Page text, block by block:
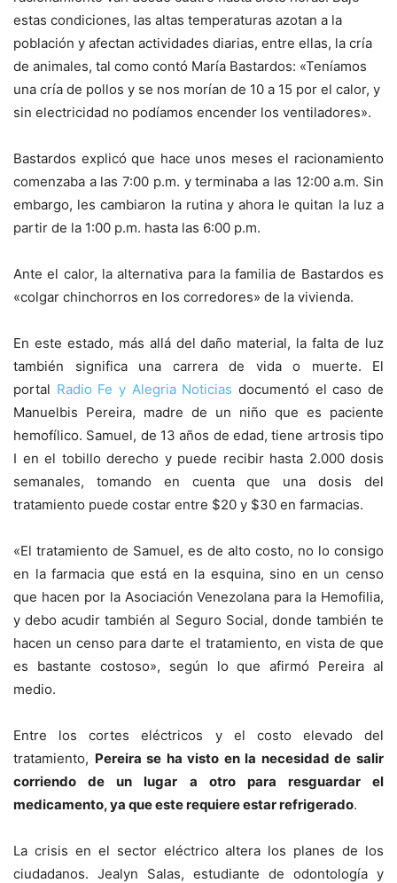
estas condiciones, las altas temperaturas azotan a la
población y afectan actividades diarias, entre ellas, la cría
de animales, tal como contó María Bastardos: «Teníamos
una cría de pollos y se nos morían de 10 a 15 por el calor, y
sin electricidad no podíamos encender los ventiladores».
Bastardos explicó que hace unos meses el racionamiento
comenzaba a las 7:00 p.m. y terminaba a las 12:00 a.m. Sin
embargo, les cambiaron la rutina y ahora le quitan la luz a
partir de la 1:00 p.m. hasta las 6:00 p.m.
Ante el calor, la alternativa para la familia de Bastardos es
«colgar chinchorros en los corredores» de la vivienda.
En este estado, más allá del daño material, la falta de luz
también significa una carrera de vida o muerte. El
portal Radio Fe y Alegria Noticias documentó el caso de
Manuelbis Pereira, madre de un niño que es paciente
hemofílico. Samuel, de 13 años de edad, tiene artrosis tipo
I en el tobillo derecho y puede recibir hasta 2.000 dosis
semanales, tomando en cuenta que una dosis del
tratamiento puede costar entre $20 y $30 en farmacias.
«El tratamiento de Samuel, es de alto costo, no lo consigo
en la farmacia que está en la esquina, sino en un censo
que hacen por la Asociación Venezolana para la Hemofilia,
y debo acudir también al Seguro Social, donde también te
hacen un censo para darte el tratamiento, en vista de que
es bastante costoso», según lo que afirmó Pereira al
medio.
Entre los cortes eléctricos y el costo elevado del
tratamiento, Pereira se ha visto en la necesidad de salir
corriendo de un lugar a otro para resguardar el
medicamento, ya que este requiere estar refrigerado.
La crisis en el sector eléctrico altera los planes de los
ciudadanos. Jealyn Salas, estudiante de odontología y